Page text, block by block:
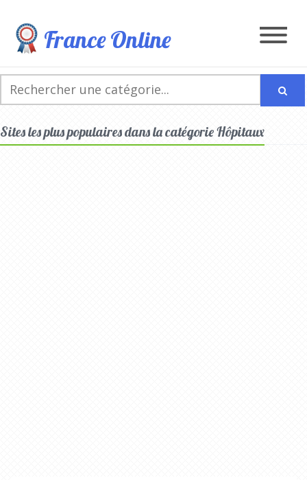
France Online
Sites les plus populaires dans la catégorie Hôpitaux